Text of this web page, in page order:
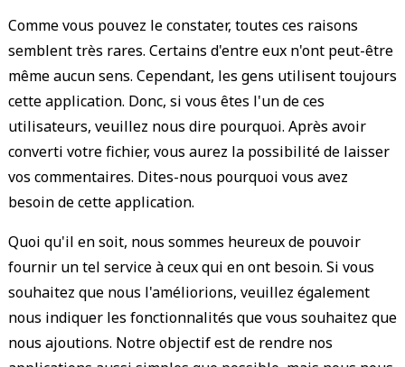
Comme vous pouvez le constater, toutes ces raisons
semblent très rares. Certains d'entre eux n'ont peut-être
même aucun sens. Cependant, les gens utilisent toujours
cette application. Donc, si vous êtes l'un de ces
utilisateurs, veuillez nous dire pourquoi. Après avoir
converti votre fichier, vous aurez la possibilité de laisser
vos commentaires. Dites-nous pourquoi vous avez
besoin de cette application.
Quoi qu'il en soit, nous sommes heureux de pouvoir
fournir un tel service à ceux qui en ont besoin. Si vous
souhaitez que nous l'améliorions, veuillez également
nous indiquer les fonctionnalités que vous souhaitez que
nous ajoutions. Notre objectif est de rendre nos